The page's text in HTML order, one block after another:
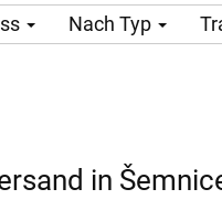
Nach Typ
in